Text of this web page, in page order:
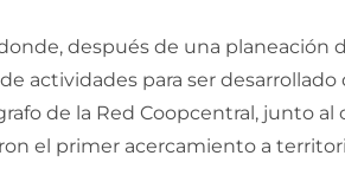
después de una planeación
actividades para ser desarrollado
de la Red Coopcentral, junto
el primer acercamiento a